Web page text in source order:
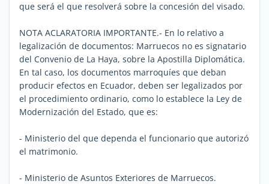
que será el que resolverá sobre la concesión del visado.
NOTA ACLARATORIA IMPORTANTE.- En lo relativo a
legalización de documentos: Marruecos no es signatario
del Convenio de La Haya, sobre la Apostilla Diplomática.
En tal caso, los documentos marroquíes que deban
producir efectos en Ecuador, deben ser legalizados por
el procedimiento ordinario, como lo establece la Ley de
Modernización del Estado, que es:
- Ministerio del que dependa el funcionario que autorizó
el matrimonio.
- Ministerio de Asuntos Exteriores de Marruecos.